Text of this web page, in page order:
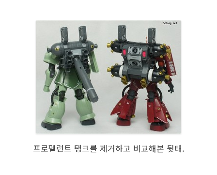
프로펠런트 탱크를 제거하고 비교해본 뒷태.